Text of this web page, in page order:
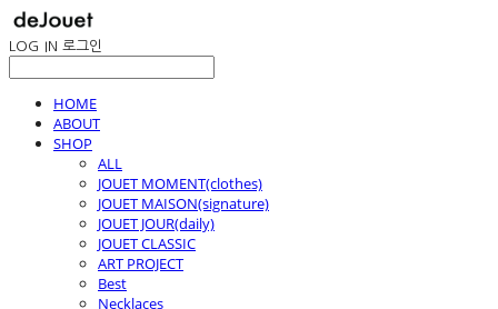
LOG IN 로그인
HOME
ABOUT
SHOP
ALL
JOUET MOMENT(clothes)
JOUET MAISON(signature)
JOUET JOUR(daily)
JOUET CLASSIC
ART PROJECT
Best
Necklaces